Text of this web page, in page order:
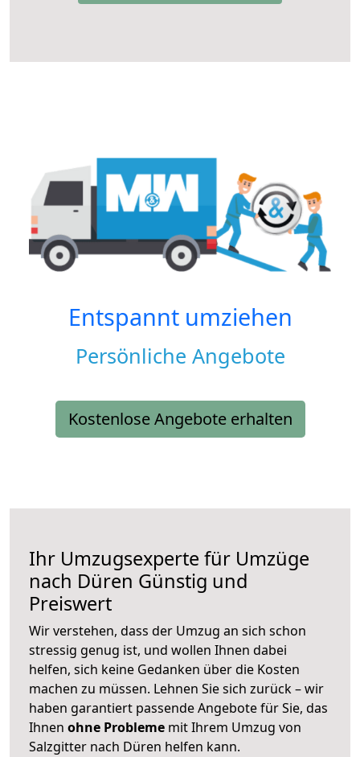
Entspannt umziehen
Persönliche Angebote
Kostenlose Angebote erhalten
Ihr Umzugsexperte für Umzüge
nach Düren Günstig und
Preiswert
Wir verstehen, dass der Umzug an sich schon
stressig genug ist, und wollen Ihnen dabei
helfen, sich keine Gedanken über die Kosten
machen zu müssen. Lehnen Sie sich zurück – wir
haben garantiert passende Angebote für Sie, das
Ihnen ohne Probleme mit Ihrem Umzug von
Salzgitter nach Düren helfen kann.